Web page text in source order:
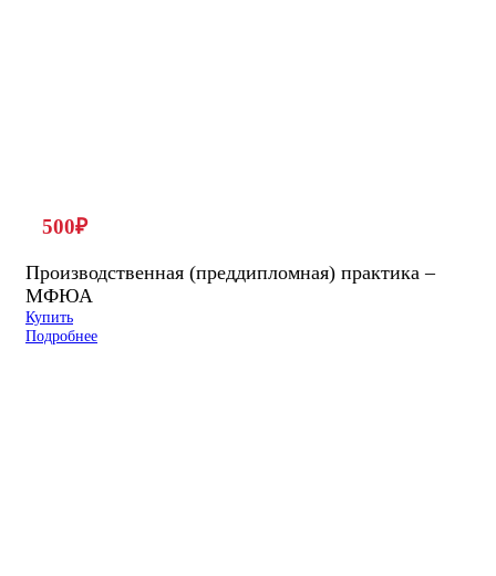
500₽
Производственная (преддипломная) практика –
МФЮА
Купить
Подробнее